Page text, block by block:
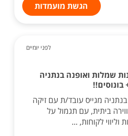
הגשת מועמדות
לפני יומיים
שמלות ואופנה בנתניה
מגייס עובד/ת עם זיקה
ביתית, עם תגמול על
לקוחות, ...